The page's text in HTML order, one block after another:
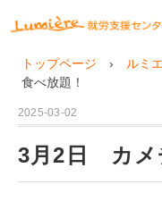
トップページ ルミ
食べ放題！
2025-03-02
3月2日 カメ